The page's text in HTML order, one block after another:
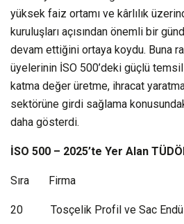
yüksek faiz ortamı ve kârlılık
kuruluşları açısından önemli bir
devam ettiğini ortaya koydu. Buna
üyelerinin İSO 500’deki güçlü
katma değer üretme, ihracat
sektörüne girdi sağlama
daha gösterdi.
İSO 500 – 2025’te Yer Alan
Sıra Firma
20 Tosçelik Profil ve Sac